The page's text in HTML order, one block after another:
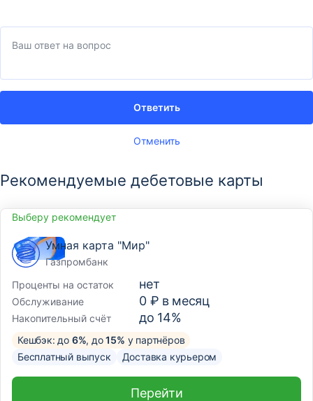
Отменить
Ответить
Рекомендуемые дебетовые карты
Выберу рекомендует
Умная карта "Мир"
Газпромбанк
Проценты на остаток
нет
Обслуживание 0 ₽ в месяц
Накопительный счёт до 14%
Кешбэк: до 6%, до15% у партнёров
Бесплатный выпуск
Доставка курьером
Перейти